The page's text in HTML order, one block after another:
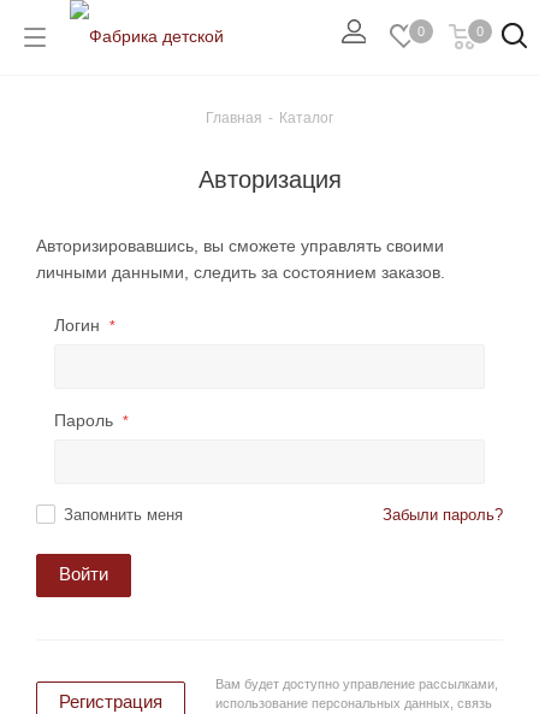
0 0
Главная - Каталог
Авторизация
Авторизировавшись, вы сможете управлять своими
личными данными, следить за состоянием заказов.
Логин *
Пароль *
Забыли пароль?
Запомнить меня
Войти
Регистрация
Вам будет доступно управление рассылками,
использование персональных данных, связь